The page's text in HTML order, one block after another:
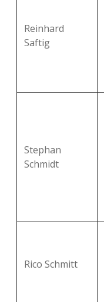
Reinhard
Saftig
Stephan
Schmidt
Rico Schmitt